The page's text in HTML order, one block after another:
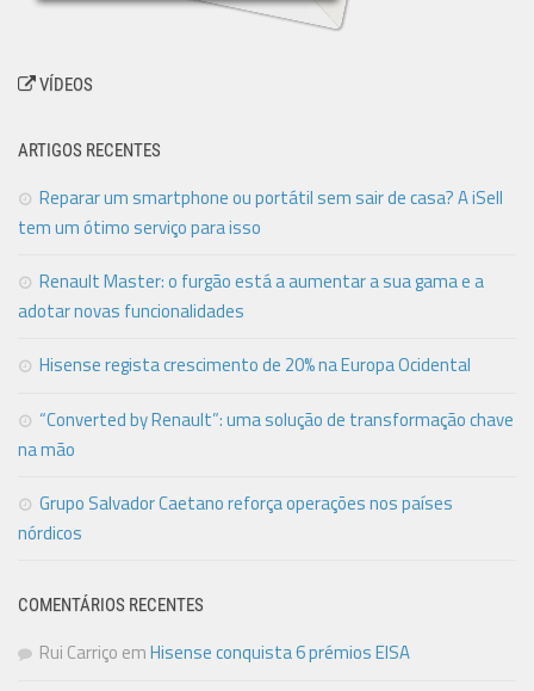
VÍDEOS
ARTIGOS RECENTES
Reparar um smartphone ou portátil sem sair de casa? A iSell
tem um ótimo serviço para isso
Renault Master: o furgão está a aumentar a sua gama e a
adotar novas funcionalidades
Hisense regista crescimento de 20% na Europa Ocidental
“Converted by Renault”: uma solução de transformação chave
na mão
Grupo Salvador Caetano reforça operações nos países
nórdicos
COMENTÁRIOS RECENTES
Rui Carriço emHisense conquista 6 prémios EISA